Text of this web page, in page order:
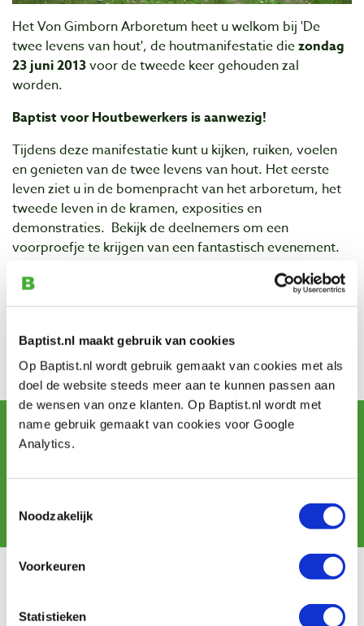
Baptist.nl maakt gebruik van cookies
Op Baptist.nl wordt gebruik gemaakt van cookies met als
doel de website steeds meer aan te kunnen passen aan
de wensen van onze klanten. Op Baptist.nl wordt met
name gebruik gemaakt van cookies voor Google
Analytics.
Noodzakelijk
Voorkeuren
Statistieken
Het Von Gimborn Arboretum heet u welkom bij 'De
twee levens van hout', de houtmanifestatie diezondag
23 juni 2013voor de tweede keer gehouden zal
worden.
Baptist voor Houtbewerkers is aanwezig!
Tijdens deze manifestatie kunt u kijken, ruiken, voelen
en genieten van de twee levens van hout. Het eerste
leven ziet u in de bomenpracht van het arboretum, het
tweede leven in de kramen, exposities en
demonstraties. Bekijk de deelnemers om een
voorproefje te krijgen van een fantastisch evenement.
Contact
Plaats: Doorn
Bezoek de website
Schrijf u in voor de maandelijkse nieuwsbrief
en ontvang aanbiedingen, nieuwe producten en tips.
Bestellen & levering